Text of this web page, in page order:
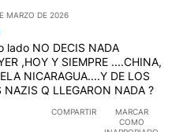
MARZO DE 2026
NO DECIS NADA
,HOY Y SIEMPRE ....CHINA,
NICARAGUA....Y DE LOS
Q LLEGARON NADA ?
COMPARTIR
MARCAR
COMO